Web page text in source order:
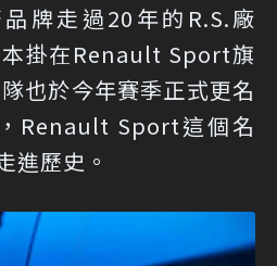
牌走過20年的R.S.廠
掛在Renault Sport旗
也於今年賽季正式更名
Renault Sport這個名
進歷史。